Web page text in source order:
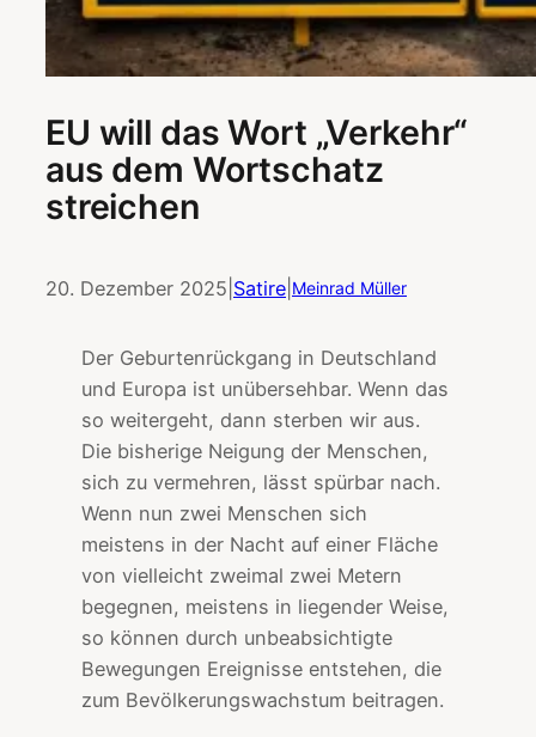
EU will das Wort „Verkehr“
aus dem Wortschatz
streichen
20. Dezember 2025 Satire Meinrad Müller
Der Geburtenrückgang in Deutschland
und Europa ist unübersehbar. Wenn das
so weitergeht, dann sterben wir aus.
Die bisherige Neigung der Menschen,
sich zu vermehren, lässt spürbar nach.
Wenn nun zwei Menschen sich
meistens in der Nacht auf einer Fläche
von vielleicht zweimal zwei Metern
begegnen, meistens in liegender Weise,
so können durch unbeabsichtigte
Bewegungen Ereignisse entstehen, die
zum Bevölkerungswachstum beitragen.